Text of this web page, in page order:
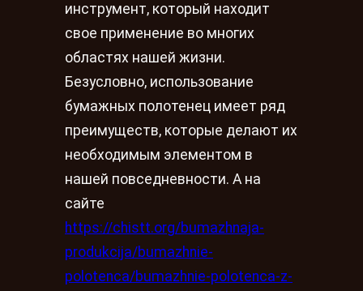
инструмент, который находит
свое применение во многих
областях нашей жизни.
Безусловно, использование
бумажных полотенец имеет ряд
преимуществ, которые делают их
необходимым элементом в
нашей повседневности. А на
сайте
https://chistt.org/bumazhnaja-
produkcija/bumazhnie-
polotenca/bumazhnie-polotenca-z-